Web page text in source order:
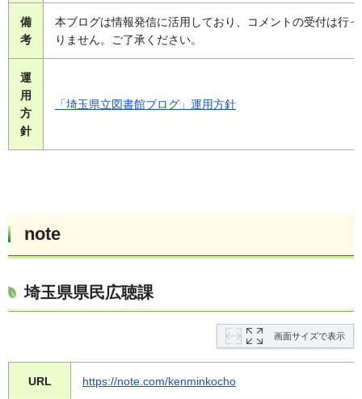
備
考
本ブログは情報発信に活用しており、コメントの受付は行
りません。ご了承ください。
運
用
方
針
「埼玉県立図書館ブログ」運用方針
note
埼玉県県民広聴課
画面サイズで表示
URL https://note.com/kenminkocho